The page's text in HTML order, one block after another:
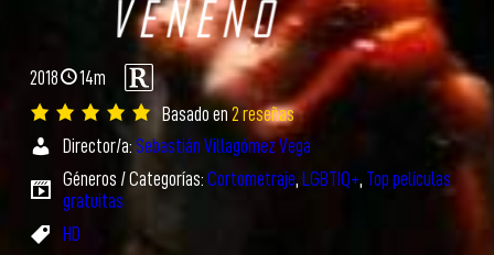
2018
14m
Basado en 2 reseñas
Director/a: Sebastián Villagómez Vega
Géneros / Categorías: Cortometraje, LGBTIQ+, Top películas
gratuitas
HD